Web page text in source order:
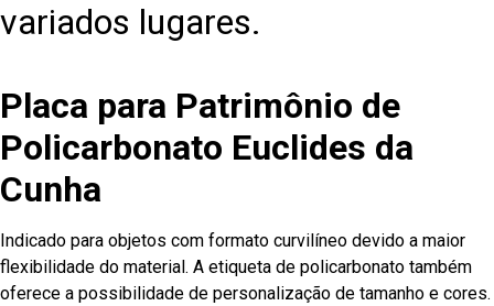
variados lugares.
Placa para Patrimônio de
Policarbonato Euclides da
Cunha
Indicado para objetos com formato curvilíneo devido a maior
flexibilidade do material. A etiqueta de policarbonato também
oferece a possibilidade de personalização de tamanho e cores.